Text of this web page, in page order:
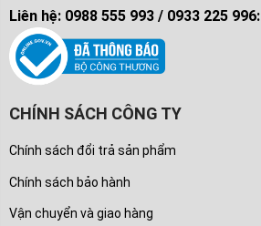
Liên hệ: 0988 555 993 / 0933 225 996:
CHÍNH SÁCH CÔNG TY
Chính sách đổi trả sản phẩm
Chính sách bảo hành
Vận chuyển và giao hàng